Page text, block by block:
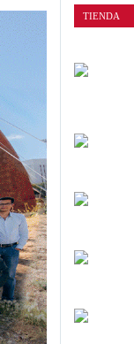
TIENDA